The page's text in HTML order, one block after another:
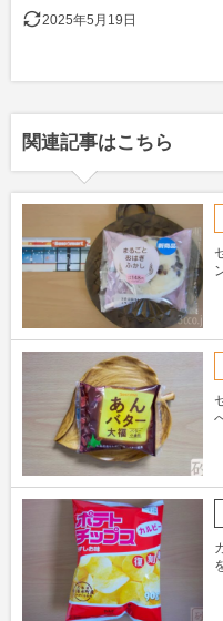
2025年5月19日
関連記事はこちら